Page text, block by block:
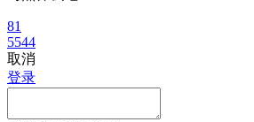
81
5544
取消
登录